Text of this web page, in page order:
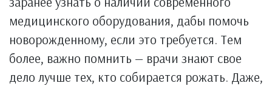
медицинского оборудования, дабы помочь
новорожденному, если это требуется. Тем
более, важно помнить — врачи знают свое
дело лучше тех, кто собирается рожать. Даже,